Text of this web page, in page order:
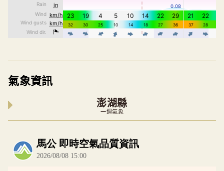
氣象資訊
澎湖縣
一週氣象
內嵌空氣品質小工具為視覺預覽，完整即時空